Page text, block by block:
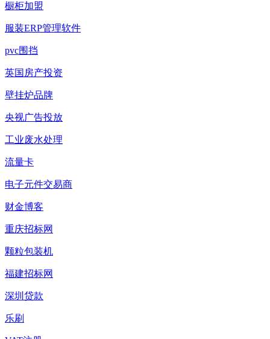
橱柜加盟
服装ERP管理软件
pvc围挡
英国房产投资
壁挂炉品牌
央视广告投放
工业废水处理
流量卡
电子元件交易商
财金博客
重庆招标网
颗粒包装机
福建招标网
深圳贷款
乐刷